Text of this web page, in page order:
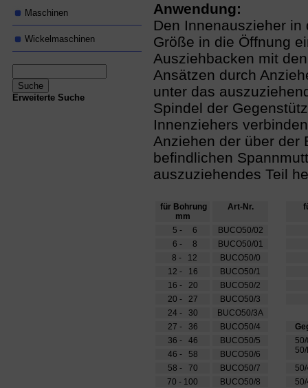
Maschinen
Wickelmaschinen
Erweiterte Suche
Anwendung:
Den Innenauszieher in
Größe in die Öffnung
Ausziehbacken mit
Ansätzen durch
unter das
Spindel der
Innenziehers
Anziehen der über der
befindlichen
auszuziehendes Teil
für Bohrung
mm
Art-Nr.
5 - 6 BUCO50/02
6 - 8
BUCO50/01
8 - 12
BUCO50/0
12 - 16
BUCO50/1
16 - 20
BUCO50/2
20 - 27
BUCO50/3
24 - 30
BUCO50/3A
27 - 36
BUCO50/4
36 - 46
BUCO50/5
50/
50/
46 - 58
BUCO50/6
58 - 70
BUCO50/7
50/
70 - 100
BUCO50/8 50/